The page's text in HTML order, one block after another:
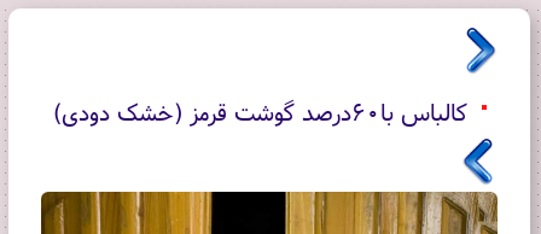
کالباس با60درصد گوشت قرمز (خشک دودی)